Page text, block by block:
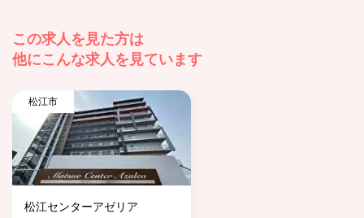
この求人を見た方は
他にこんな求人を見ています
松江市
松江センターアゼリア